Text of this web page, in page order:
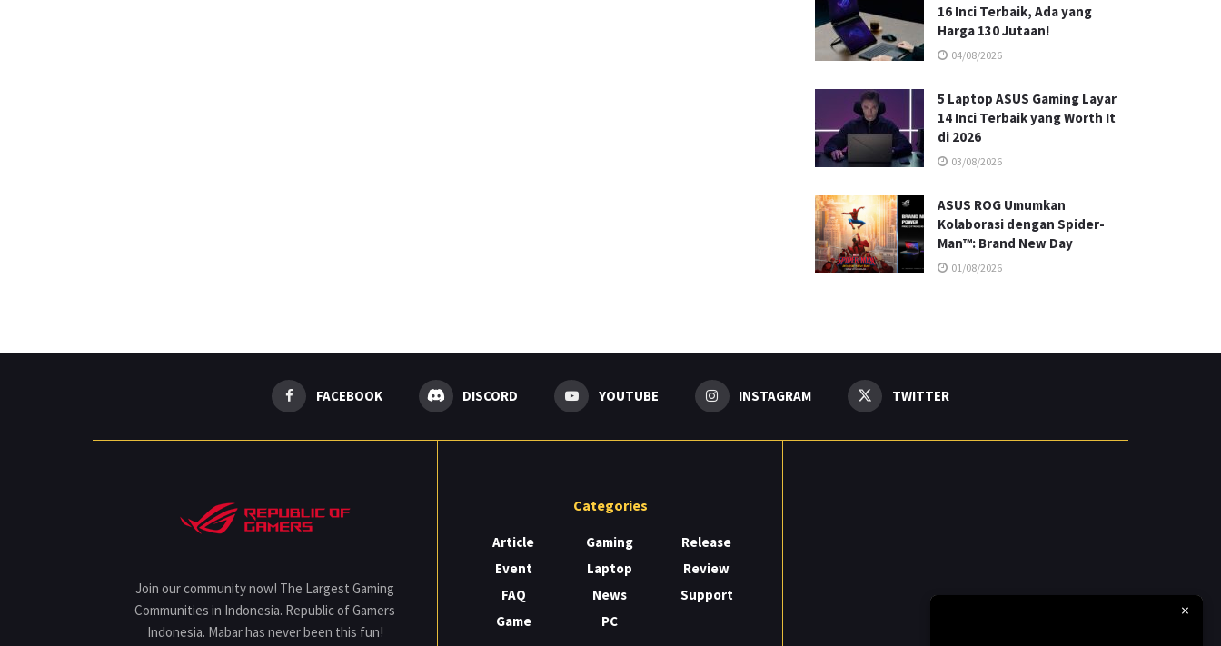
16 Inci Terbaik, Ada yang
Harga 130 Jutaan!
04/08/2026
5 Laptop ASUS Gaming Layar
14 Inci Terbaik yang Worth It
di 2026
03/08/2026
ASUS ROG Umumkan
Kolaborasi dengan Spider-
Man™: Brand New Day
01/08/2026
FACEBOOK DISCORD YOUTUBE INSTAGRAM TWITTER
Join our community now! The Largest Gaming
Communities in Indonesia. Republic of Gamers
Indonesia. Mabar has never been this fun!
Categories
Article
Event
FAQ
Game
Gaming
Laptop
News
PC
Release
Review
Support
×